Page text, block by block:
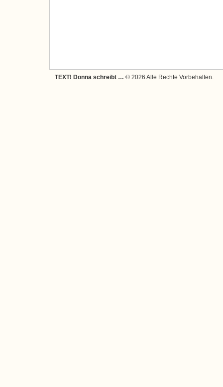
TEXT! Donna schreibt … © 2026 Alle Rechte Vorbehalten.